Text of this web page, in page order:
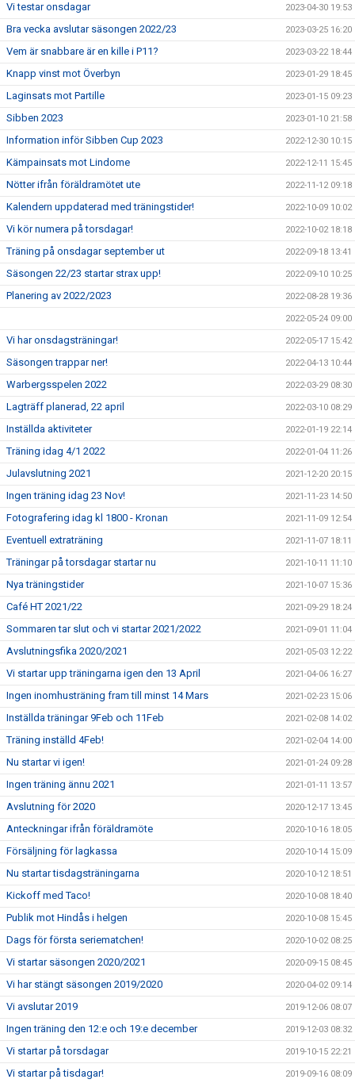
Vi testar onsdagar 2023-04-30 19:53
Bra vecka avslutar säsongen 2022/23 2023-03-25 16:20
Vem är snabbare är en kille i P11? 2023-03-22 18:44
Knapp vinst mot Överbyn 2023-01-29 18:45
Laginsats mot Partille 2023-01-15 09:23
Sibben 2023 2023-01-10 21:58
Information inför Sibben Cup 2023 2022-12-30 10:15
Kämpainsats mot Lindome 2022-12-11 15:45
Nötter ifrån föräldramötet ute 2022-11-12 09:18
Kalendern uppdaterad med träningstider! 2022-10-09 10:02
Vi kör numera på torsdagar! 2022-10-02 18:18
Träning på onsdagar september ut 2022-09-18 13:41
Säsongen 22/23 startar strax upp! 2022-09-10 10:25
Planering av 2022/2023 2022-08-28 19:36
2022-05-24 09:00
Vi har onsdagsträningar! 2022-05-17 15:42
Säsongen trappar ner! 2022-04-13 10:44
Warbergsspelen 2022 2022-03-29 08:30
Lagträff planerad, 22 april 2022-03-10 08:29
Inställda aktiviteter 2022-01-19 22:14
Träning idag 4/1 2022 2022-01-04 11:26
Julavslutning 2021 2021-12-20 20:15
Ingen träning idag 23 Nov! 2021-11-23 14:50
Fotografering idag kl 1800 - Kronan 2021-11-09 12:54
Eventuell extraträning 2021-11-07 18:11
Träningar på torsdagar startar nu 2021-10-11 11:10
Nya träningstider 2021-10-07 15:36
Café HT 2021/22 2021-09-29 18:24
Sommaren tar slut och vi startar 2021/2022 2021-09-01 11:04
Avslutningsfika 2020/2021 2021-05-03 12:22
Vi startar upp träningarna igen den 13 April 2021-04-06 16:27
Ingen inomhusträning fram till minst 14 Mars 2021-02-23 15:06
Inställda träningar 9Feb och 11Feb 2021-02-08 14:02
Träning inställd 4Feb! 2021-02-04 14:00
Nu startar vi igen! 2021-01-24 09:28
Ingen träning ännu 2021 2021-01-11 13:57
Avslutning för 2020 2020-12-17 13:45
Anteckningar ifrån föräldramöte 2020-10-16 18:05
Försäljning för lagkassa 2020-10-14 15:09
Nu startar tisdagsträningarna 2020-10-12 18:51
Kickoff med Taco! 2020-10-08 18:40
Publik mot Hindås i helgen 2020-10-08 15:45
Dags för första seriematchen! 2020-10-02 08:25
Vi startar säsongen 2020/2021 2020-09-15 08:45
Vi har stängt säsongen 2019/2020 2020-04-02 09:14
Vi avslutar 2019 2019-12-06 08:07
Ingen träning den 12:e och 19:e december 2019-12-03 08:32
Vi startar på torsdagar 2019-10-15 22:21
Vi startar på tisdagar! 2019-09-16 08:09